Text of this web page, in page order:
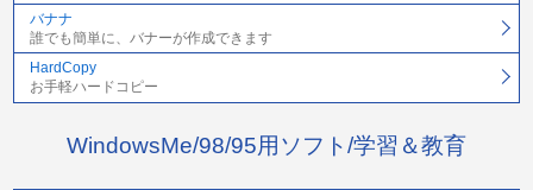
バナナ
誰でも簡単に、バナーが作成できます
HardCopy
お手軽ハードコピー
WindowsMe/98/95用ソフト/学習＆教育